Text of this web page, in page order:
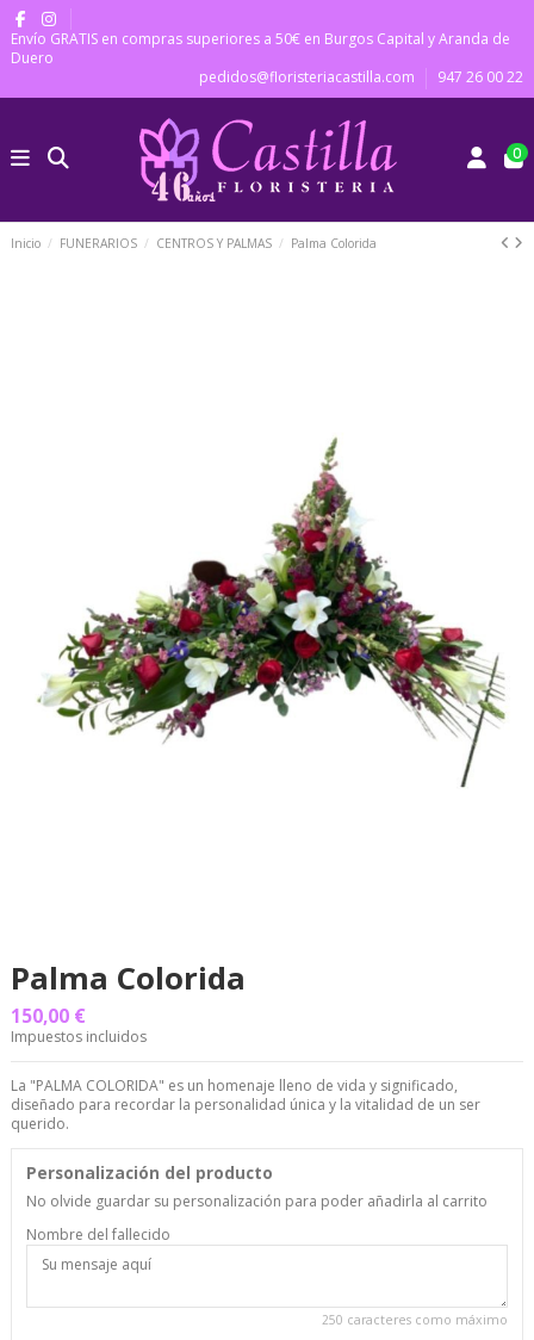
Envío GRATIS en compras superiores a 50€ en Burgos Capital y Aranda de
Duero
pedidos@floristeriacastilla.com
947 26 00 22
0
Inicio FUNERARIOS CENTROS Y PALMAS Palma Colorida
Palma Colorida
150,00 €
Impuestos incluidos
La "PALMA COLORIDA" es un homenaje lleno de vida y significado,
diseñado para recordar la personalidad única y la vitalidad de un ser
querido.
Personalización del producto
No olvide guardar su personalización para poder añadirla al carrito
Nombre del fallecido
250 caracteres como máximo